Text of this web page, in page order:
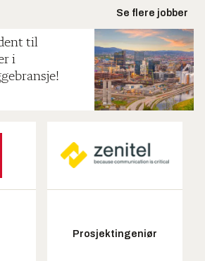
Se flere jobber
til
i
Prosjektingeniør